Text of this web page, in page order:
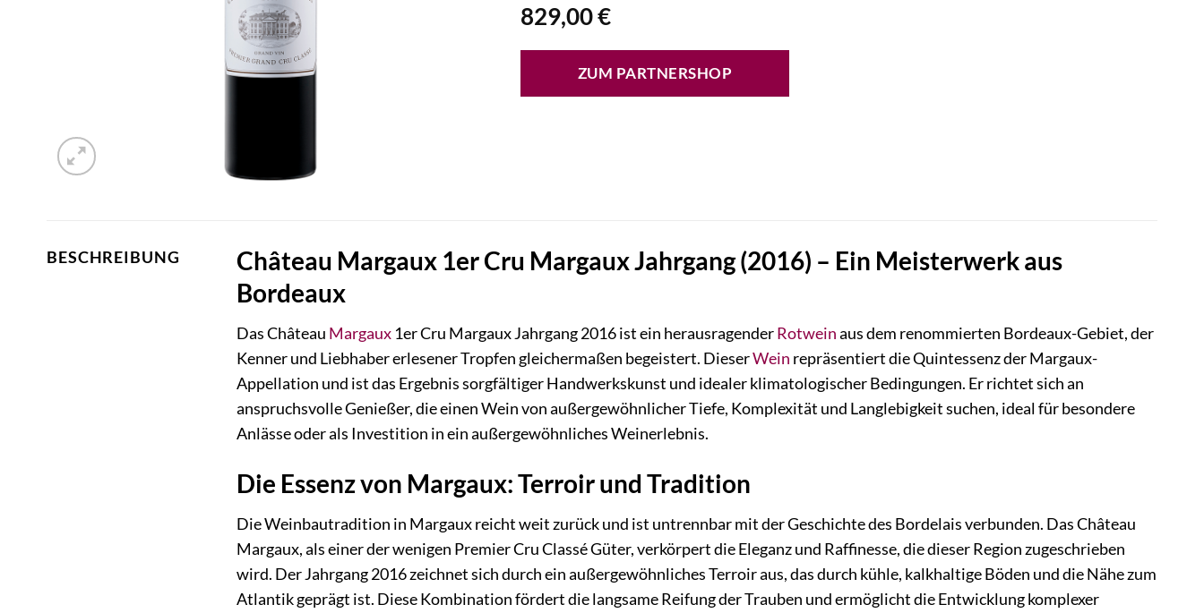
829,00€
ZUM PARTNERSHOP
BESCHREIBUNG
Château Margaux 1er Cru Margaux Jahrgang (2016) – Ein Meisterwerk aus
Bordeaux
Das Château Margaux1er Cru Margaux Jahrgang 2016 ist ein herausragenderRotweinaus dem renommierten Bordeaux-Gebiet, der
Kenner und Liebhaber erlesener Tropfen gleichermaßen begeistert. DieserWein repräsentiert die Quintessenz der Margaux-
Appellation und ist das Ergebnis sorgfältiger Handwerkskunst und idealer klimatologischer Bedingungen. Er richtet sich an
anspruchsvolle Genießer, die einen Wein von außergewöhnlicher Tiefe, Komplexität und Langlebigkeit suchen, ideal für besondere
Anlässe oder als Investition in ein außergewöhnliches Weinerlebnis.
Die Essenz von Margaux: Terroir und Tradition
Die Weinbautradition in Margaux reicht weit zurück und ist untrennbar mit der Geschichte des Bordelais verbunden. Das Château
Margaux, als einer der wenigen Premier Cru Classé Güter, verkörpert die Eleganz und Raffinesse, die dieser Region zugeschrieben
wird. Der Jahrgang 2016 zeichnet sich durch ein außergewöhnliches Terroir aus, das durch kühle, kalkhaltige Böden und die Nähe zum
Atlantik geprägt ist. Diese Kombination fördert die langsame Reifung der Trauben und ermöglicht die Entwicklung komplexer